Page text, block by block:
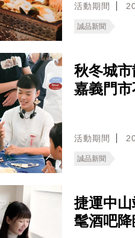
活動期間
誠品新聞
秋冬城市
嘉義門
活動期間
誠品新聞
捷運中
髦酒吧